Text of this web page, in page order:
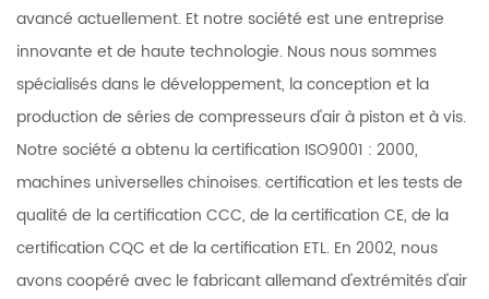
avancé actuellement. Et notre société est une entreprise
innovante et de haute technologie. Nous nous sommes
spécialisés dans le développement, la conception et la
production de séries de compresseurs d'air à piston et à vis.
Notre société a obtenu la certification ISO9001 : 2000,
machines universelles chinoises. certification et les tests de
qualité de la certification CCC, de la certification CE, de la
certification CQC et de la certification ETL. En 2002, nous
avons coopéré avec le fabricant allemand d'extrémités d'air